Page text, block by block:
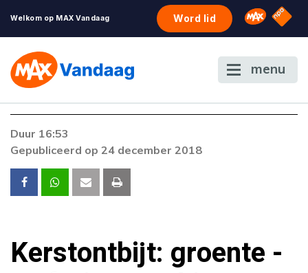
Welkom op MAX Vandaag Word lid Omroep
NPO
menu
De gewenste stream is op dit moment niet
voordoen, neem dan contact op met onze
klantenservice.
Duur 16:53
Gepubliceerd op 24 december 2018
Kerstontbijt: groente -